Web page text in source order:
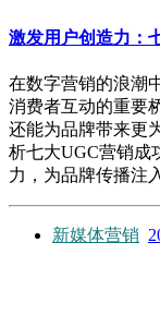
激发用户创造力：
在数字营销的浪潮
消费者互动的重要
还能为品牌带来更
析七大UGC营销成
力，为品牌传播注
新媒体营销